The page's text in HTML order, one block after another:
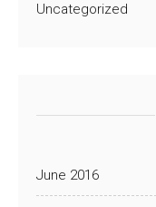
Uncategorized
June 2016